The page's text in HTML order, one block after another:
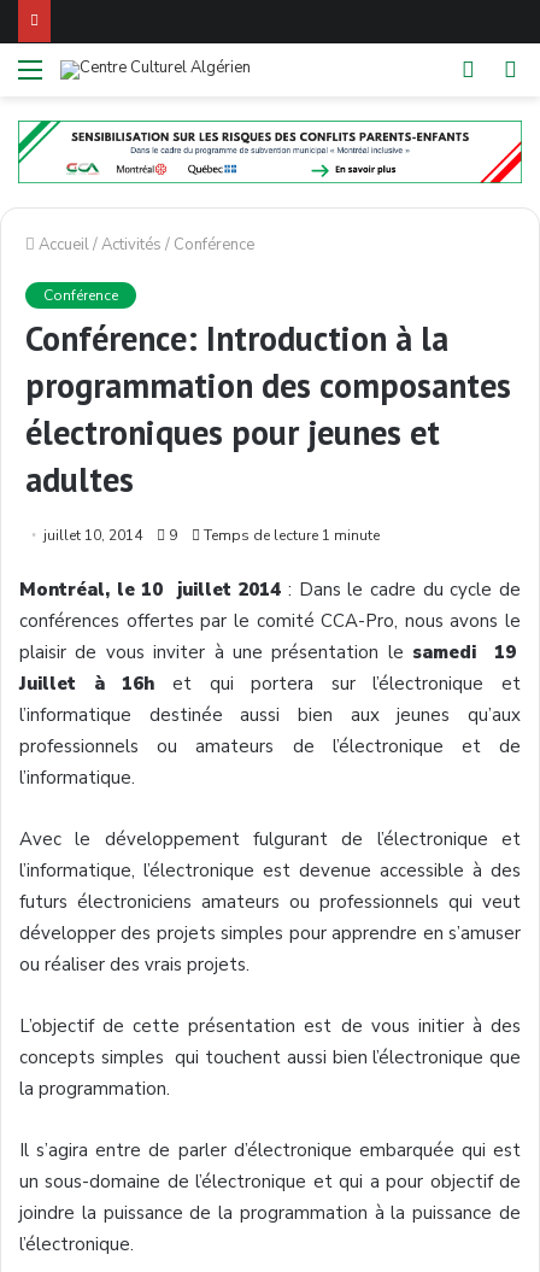
Menu
Switch
Accueil/Activités / Conférence
Conférence
Conférence: Introduction à la
programmation des composantes
électroniques pour jeunes et
adultes
juillet 10, 2014 9 Temps de lecture 1 minute
Montréal, le 10 juillet 2014 : Dans le cadre du cycle de
conférences offertes par le comité CCA-Pro, nous avons le
plaisir de vous inviter à une présentation le samedi 19
Juillet à 16h et qui portera sur l’électronique et
l’informatique destinée aussi bien aux jeunes qu’aux
professionnels ou amateurs de l’électronique et de
l’informatique.
Avec le développement fulgurant de l’électronique et
l’informatique, l’électronique est devenue accessible à des
futurs électroniciens amateurs ou professionnels qui veut
développer des projets simples pour apprendre en s’amuser
ou réaliser des vrais projets.
L’objectif de cette présentation est de vous initier à des
concepts simples qui touchent aussi bien l’électronique que
la programmation.
Il s’agira entre de parler d’électronique embarquée qui est
un sous-domaine de l’électronique et qui a pour objectif de
joindre la puissance de la programmation à la puissance de
l’électronique.